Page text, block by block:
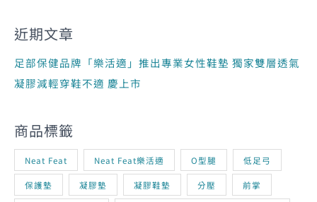
近期文章
足部保健品牌「樂活適」推出專業女性鞋墊 獨家雙層透氣
凝膠減輕穿鞋不適 慶上市
商品標籤
Neat Feat Neat Feat樂活適 O型腿 低足弓
保護墊 凝膠墊 凝膠鞋墊 分壓 前掌